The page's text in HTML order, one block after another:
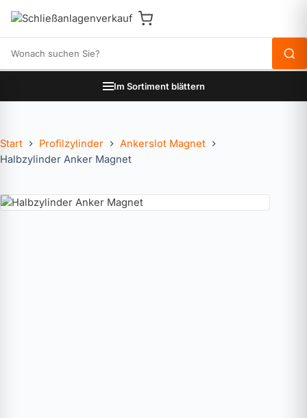
Im Sortiment blättern
Start Profilzylinder
Ankerslot Magnet
Halbzylinder Anker Magnet